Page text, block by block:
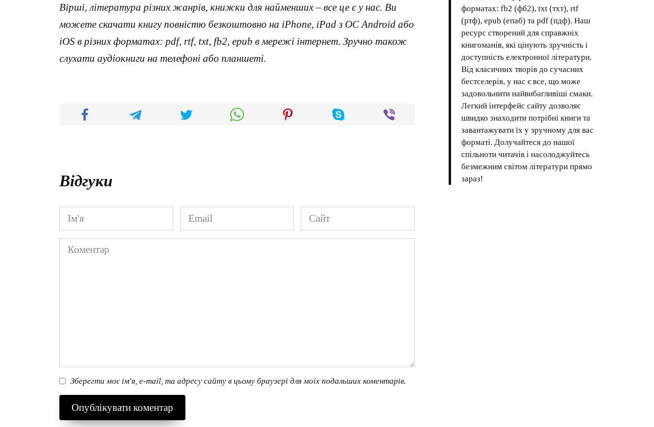
Вірші, література різних жанрів, книжки для найменших – все це є у нас. Ви
можете скачати книгу повністю безкоштовно на iPhone, iPad з ОС Android або
iOS в різних форматах: pdf, rtf, txt, fb2, epub в мережі інтернет. Зручно також
слухати аудіокниги на телефоні або планшеті.
Відгуки
Ім'я
*
Email
*
Сайт
Коментар
Зберегти моє ім'я, e-mail, та адресу сайту в цьому браузері для моїх подальших коментарів.
форматах: fb2 (фб2), txt (тхт), rtf
(ртф), epub (епаб) та pdf (пдф). Наш
ресурс створений для справжніх
книгоманів, які цінують зручність і
доступність електронної літератури.
Від класичних творів до сучасних
бестселерів, у нас є все, що може
задовольнити найвибагливіші смаки.
Легкий інтерфейс сайту дозволяє
швидко знаходити потрібні книги та
завантажувати їх у зручному для вас
форматі. Долучайтеся до нашої
спільноти читачів і насолоджуйтесь
безмежним світом літератури прямо
зараз!